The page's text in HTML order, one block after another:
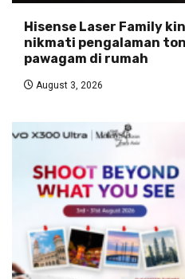
Hisense Laser Family
nikmati pengalaman
pawagam di rumah
August 3, 2026